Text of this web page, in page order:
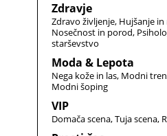
Zdravje
Zdravo življenje Hujšanje in
Nosečnost in porod
starševstvo
Moda & Lepota
Nega kože in las Modni
Modni šoping
VIP
Domača scena Tuja scena